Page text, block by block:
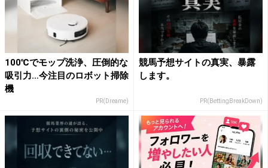
100℃でモップ洗浄、圧倒的な
吸引力…今注目のロボット掃除
機
PR(Dreame)
競馬予想サイトの真実、暴露
します。
PR(BettingBreakDown)